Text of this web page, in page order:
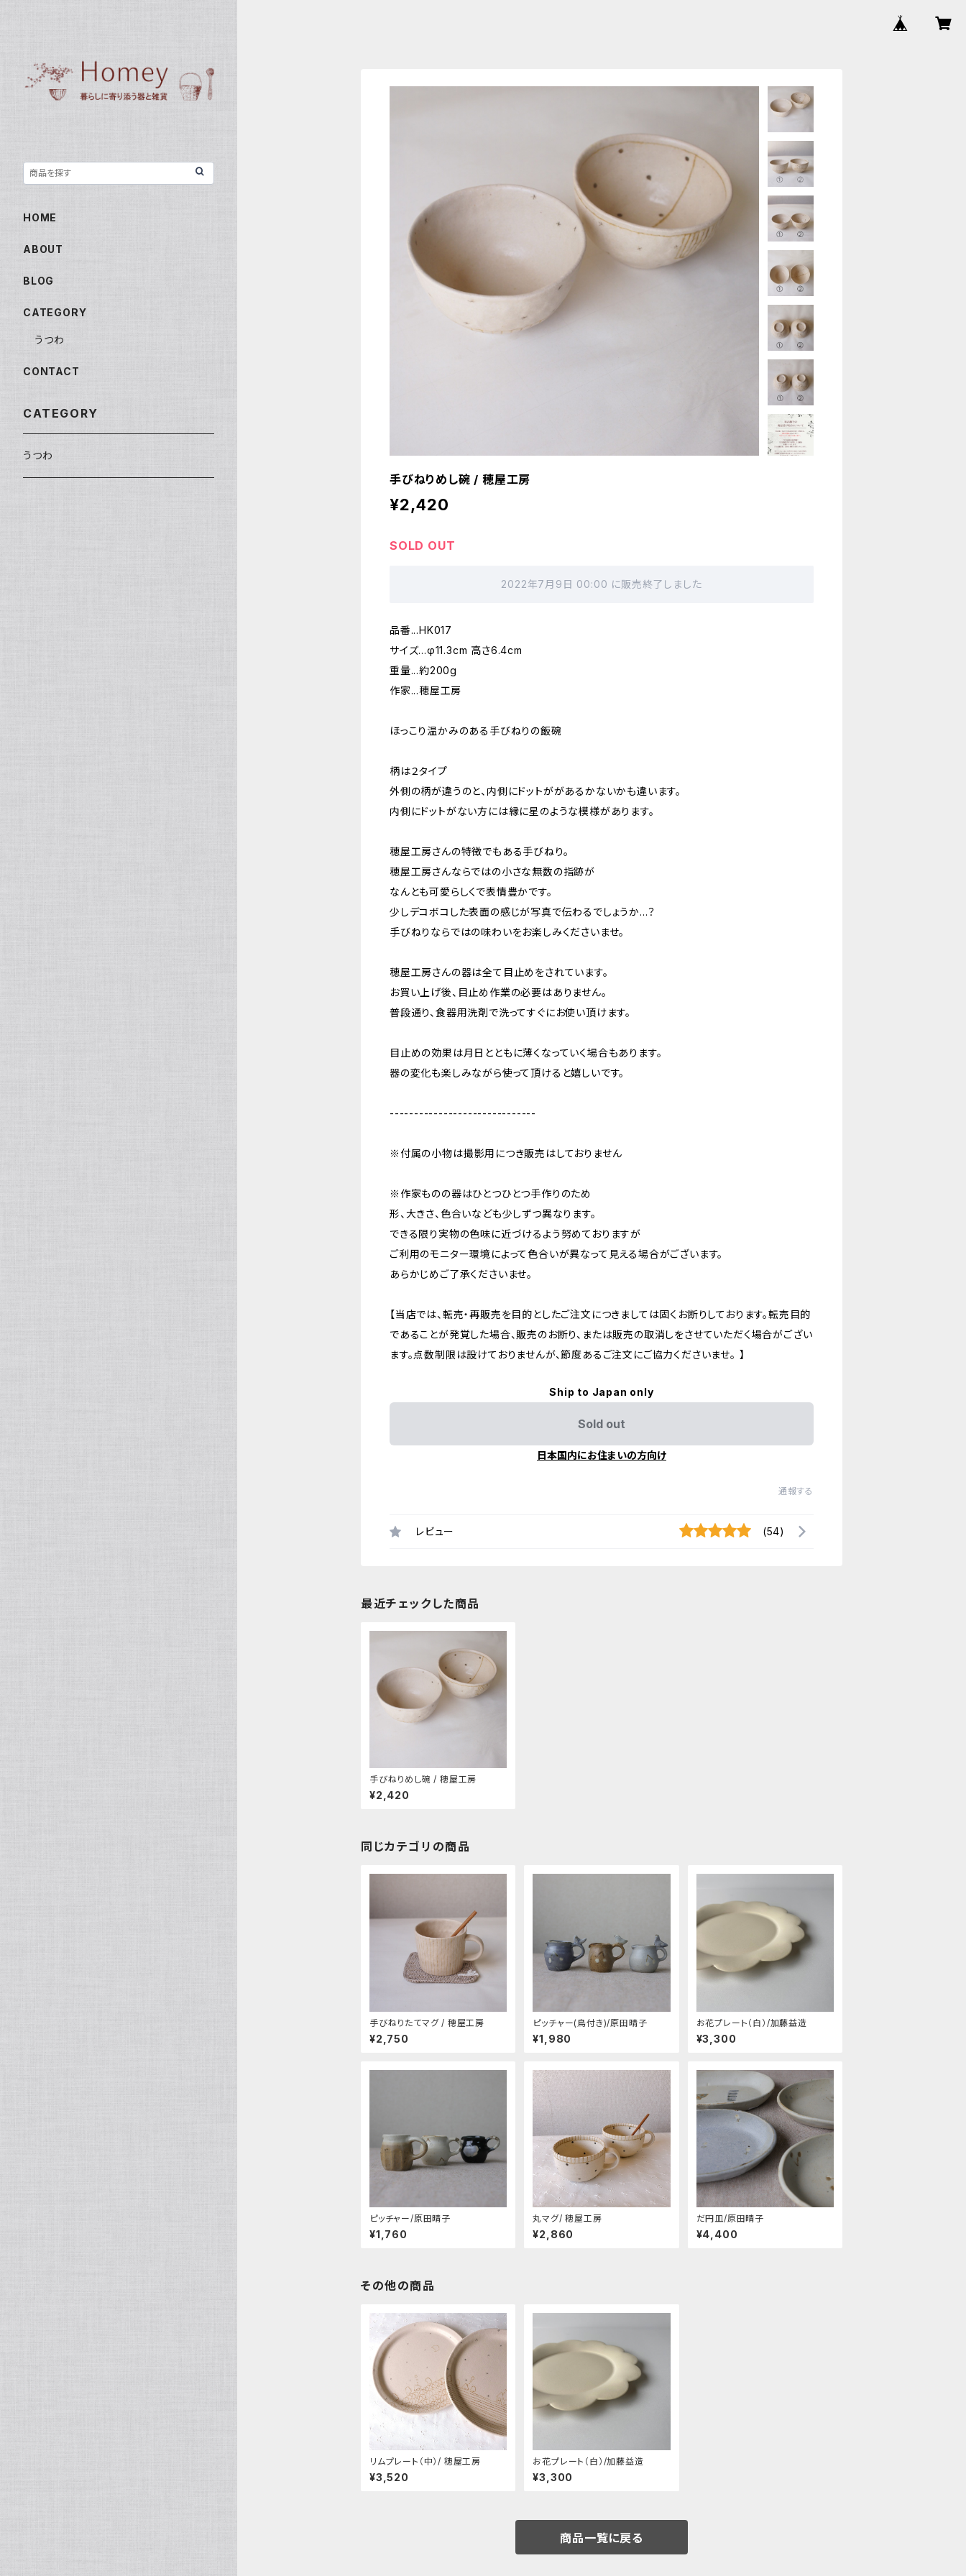
手びねりめし碗 / 穂屋工房
¥2,420
SOLD OUT
2022年7月9日 00:00 に販売終了しました
品番...HK017
サイズ...φ11.3cm 高さ6.4cm
重量...約200g
作家...穂屋工房
ほっこり温かみのある手びねりの飯碗
柄は２タイプ
外側の柄が違うのと、内側にドットががあるかないかも違います。
内側にドットがない方には縁に星のような模様があります。
穂屋工房さんの特徴でもある手びねり。
穂屋工房さんならではの小さな無数の指跡が
なんとも可愛らしくで表情豊かです。
少しデコボコした表面の感じが写真で伝わるでしょうか...？
手びねりならではの味わいをお楽しみくださいませ。
穂屋工房さんの器は全て目止めをされています。
お買い上げ後、目止め作業の必要はありません。
普段通り、食器用洗剤で洗ってすぐにお使い頂けます。
目止めの効果は月日とともに薄くなっていく場合もあります。
器の変化も楽しみながら使って頂けると嬉しいです。
------------------------------
※付属の小物は撮影用につき販売はしておりません
※作家ものの器はひとつひとつ手作りのため
形、大きさ、色合いなども少しずつ異なります。
できる限り実物の色味に近づけるよう努めておりますが
ご利用のモニター環境によって色合いが異なって見える場合がございます。
あらかじめご了承くださいませ。
【当店では、転売・再販売を目的としたご注文につきましては固くお断りしております。転売目的
であることが発覚した場合、販売のお断り、または販売の取消しをさせていただく場合がござい
ます。点数制限は設けておりませんが、節度あるご注文にご協力くださいませ。 】
Ship to Japan only
Sold out
日本国内にお住まいの方向け
通報する
レビュー (54)
最近チェックした商品
手びねりめし碗 / 穂屋工房
¥2,420
同じカテゴリの商品
手びねりたてマグ / 穂屋工房
¥2,750
ピッチャー(鳥付き)/原田晴子
¥1,980
お花プレート（白）/加藤益造
¥3,300
ピッチャー/原田晴子
¥1,760
丸マグ/ 穂屋工房
¥2,860
だ円皿/原田晴子
¥4,400
その他の商品
リムプレート（中）/ 穂屋工房
¥3,520
お花プレート（白）/加藤益造
¥3,300
商品一覧に戻る
HOME
ABOUT
BLOG
CATEGORY
うつわ
CONTACT
CATEGORY
うつわ